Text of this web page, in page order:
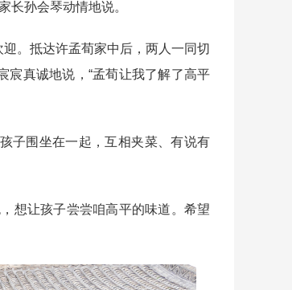
孙会琴动情地说。
。抵达许孟荀家中后，两人一同切
宸真诚地说，“孟荀让我了解了高平
围坐在一起，互相夹菜、有说有
想让孩子尝尝咱高平的味道。希望